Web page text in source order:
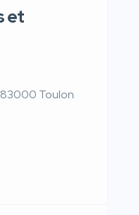
et
83000 Toulon